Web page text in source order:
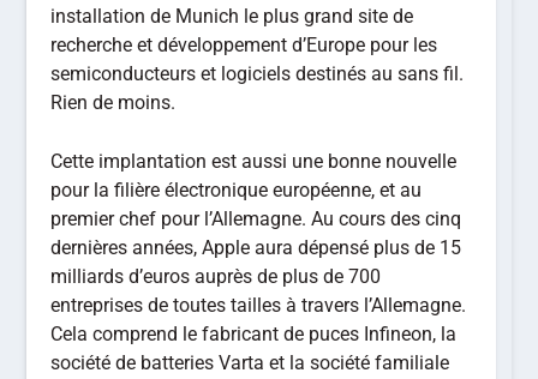
installation de Munich le plus grand site de
recherche et développement d’Europe pour les
semiconducteurs et logiciels destinés au sans fil.
Rien de moins.
Cette implantation est aussi une bonne nouvelle
pour la filière électronique européenne, et au
premier chef pour l’Allemagne. Au cours des cinq
dernières années, Apple aura dépensé plus de 15
milliards d’euros auprès de plus de 700
entreprises de toutes tailles à travers l’Allemagne.
Cela comprend le fabricant de puces Infineon, la
société de batteries Varta et la société familiale